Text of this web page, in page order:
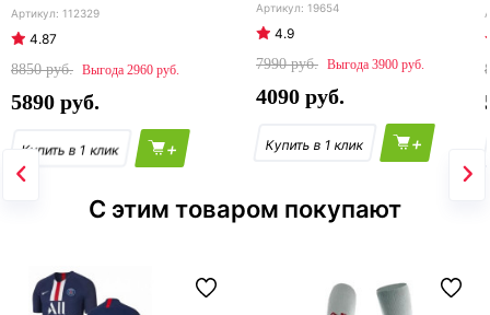
112329
4.87
8850
2960
5890
+
19654
4.9
7990
3900
4090
+
С этим товаром покупают